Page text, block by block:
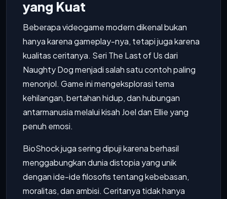
yang Kuat
Beberapa videogame modern dikenal bukan
hanya karena gameplay-nya, tetapi juga karena
kualitas ceritanya. Seri The Last of Us dari
Naughty Dog menjadi salah satu contoh paling
menonjol. Game ini mengeksplorasi tema
kehilangan, bertahan hidup, dan hubungan
antarmanusia melalui kisah Joel dan Ellie yang
penuh emosi.
BioShock juga sering dipuji karena berhasil
menggabungkan dunia distopia yang unik
dengan ide-ide filosofis tentang kebebasan,
moralitas, dan ambisi. Ceritanya tidak hanya